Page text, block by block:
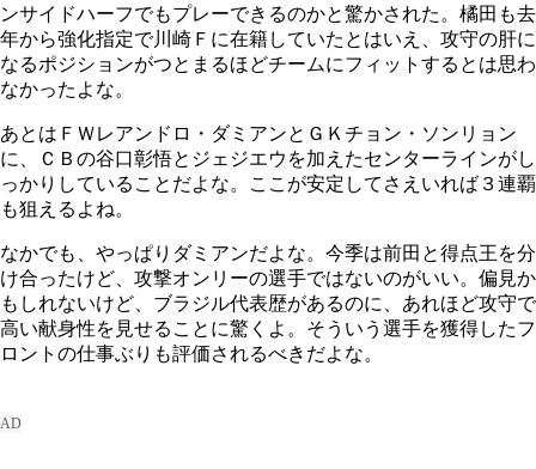
ンサイドハーフでもプレーできるのかと驚かされた。橘田も去
年から強化指定で川崎Ｆに在籍していたとはいえ、攻守の肝に
なるポジションがつとまるほどチームにフィットするとは思わ
なかったよな。
あとはＦＷレアンドロ・ダミアンとＧＫチョン・ソンリョン
に、ＣＢの谷口彰悟とジェジエウを加えたセンターラインがし
っかりしていることだよな。ここが安定してさえいれば３連覇
も狙えるよね。
なかでも、やっぱりダミアンだよな。今季は前田と得点王を分
け合ったけど、攻撃オンリーの選手ではないのがいい。偏見か
もしれないけど、ブラジル代表歴があるのに、あれほど攻守で
高い献身性を見せることに驚くよ。そういう選手を獲得したフ
ロントの仕事ぶりも評価されるべきだよな。